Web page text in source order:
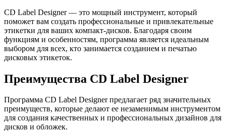
CD Label Designer — это мощный инструмент, который
поможет вам создать профессиональные и привлекательные
этикетки для ваших компакт-дисков. Благодаря своим
функциям и особенностям, программа является идеальным
выбором для всех, кто занимается созданием и печатью
дисковых этикеток.
Преимущества CD Label Designer
Программа CD Label Designer предлагает ряд значительных
преимуществ, которые делают ее незаменимым инструментом
для создания качественных и профессиональных дизайнов для
дисков и обложек.